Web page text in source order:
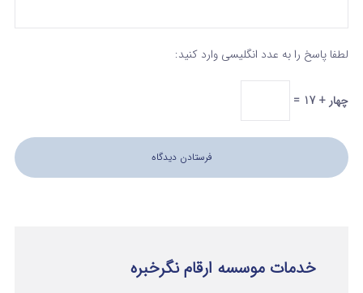
لطفا پاسخ را به عدد انگلیسی وارد کنید:
چهار + 17 =
خدمات موسسه ارقام نگرخبره